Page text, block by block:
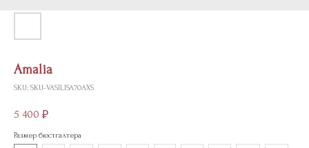
Amalia
SKU: SKU-VASILISA70AXS
5 400 ₽
Размер бюстгалтера